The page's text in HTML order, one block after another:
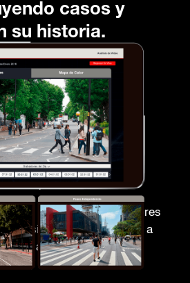
casos y
su historia.
eventos.
ocurre en sus
el historial de
alertas, detecciones
y más, de manera
o dependencia.
generales e indicadores
análisis de video y acceda a
a través de la